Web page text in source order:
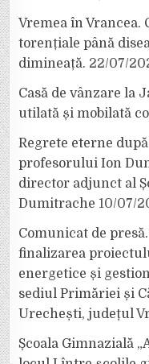
Vremea în Vrancea.
torențiale până
dimineață. 22/07/
Casă de vânzare la
utilată și mobilată
Regrete eterne
profesorului Ion
director adjunct al
Dumitrache 10/07/
Comunicat de
finalizarea
energetice și
sediul Primăriei și
Urechești, județul
Școala Gimnazială